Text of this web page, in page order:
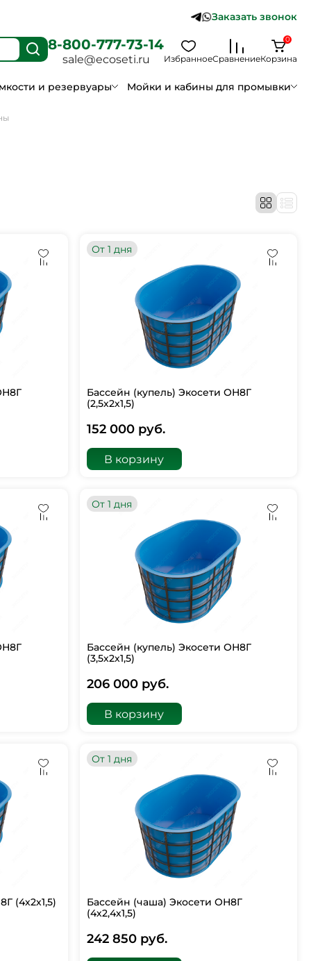
Заказать звонок
8-800-777-73-14
sale@ecoseti.ru ИзбранноеСравнениеКорзина
0
и резервуары Мойки и кабины для промывки
От 1 дня
Бассейн (купель) Экосети ОН8Г
(2,5х2х1,5)
152 000 руб.
В корзину
От 1 дня
Бассейн (купель) Экосети ОН8Г
(3,5х2х1,5)
206 000 руб.
В корзину
(4х2х1,5)
От 1 дня
Бассейн (чаша) Экосети ОН8Г
(4х2,4х1,5)
242 850 руб.